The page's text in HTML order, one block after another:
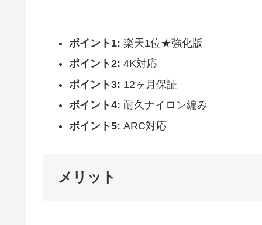
ポイント1: 楽天1位★強化版
ポイント2: 4K対応
ポイント3: 12ヶ月保証
ポイント4: 耐久ナイロン編み
ポイント5: ARC対応
メリット